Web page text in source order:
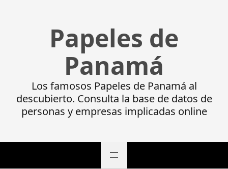
Papeles de
Panamá
Los famosos Papeles de Panamá al
descubierto. Consulta la base de datos de
personas y empresas implicadas online